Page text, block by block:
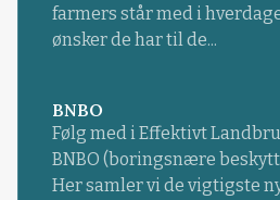
farmers står med i
ønsker de har til de...
BNBO
Følg med i Effektivt
BNBO (boringsnære
Her samler vi de vigtigste